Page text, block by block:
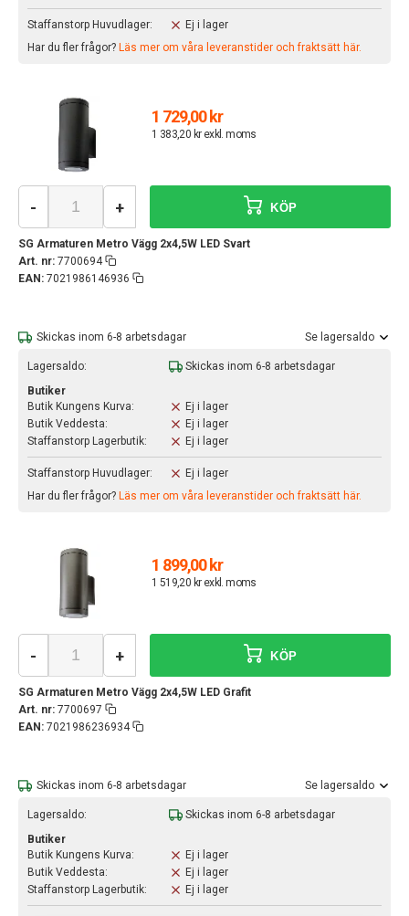
Staffanstorp Huvudlager:
Ej i lager
Har du fler frågor? Läs mer om våra leveranstider och fraktsätt här.
1 729,00 kr
1 383,20 kr exkl. moms
SG Armaturen Metro Vägg 2x4,5W LED Svart
Art. nr: 7700694
EAN: 7021986146936
- + KÖP
Skickas inom 6-8 arbetsdagar Se lagersaldo
Lagersaldo:
Skickas inom 6-8 arbetsdagar
Butiker
Butik Kungens Kurva:
Ej i lager
Butik Veddesta:
Ej i lager
Staffanstorp Lagerbutik:
Ej i lager
Staffanstorp Huvudlager:
Ej i lager
Har du fler frågor? Läs mer om våra leveranstider och fraktsätt här.
1 899,00 kr
1 519,20 kr exkl. moms
SG Armaturen Metro Vägg 2x4,5W LED Grafit
Art. nr: 7700697
EAN: 7021986236934
- + KÖP
Skickas inom 6-8 arbetsdagar Se lagersaldo
Lagersaldo:
Skickas inom 6-8 arbetsdagar
Butiker
Butik Kungens Kurva:
Ej i lager
Butik Veddesta:
Ej i lager
Staffanstorp Lagerbutik:
Ej i lager